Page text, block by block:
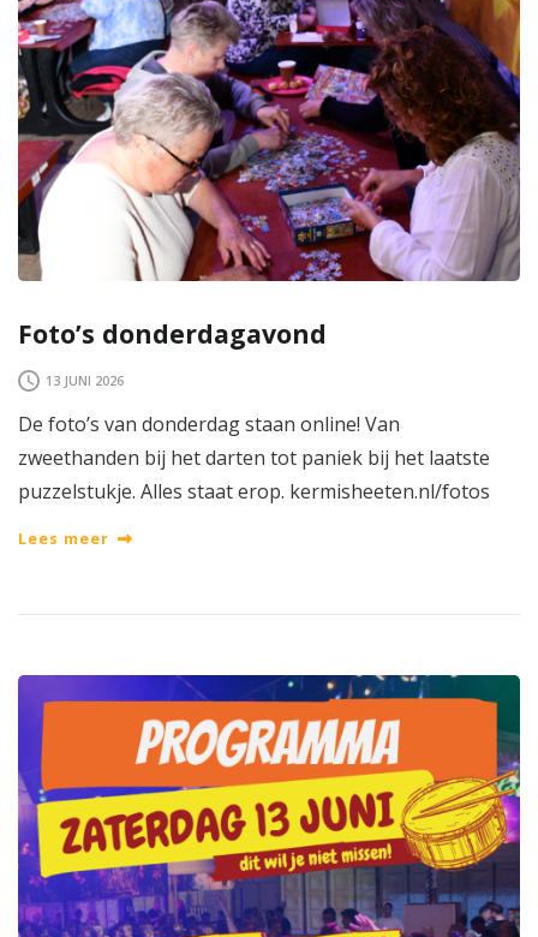
Foto’s donderdagavond
13 JUNI 2026
De foto’s van donderdag staan online! Van
zweethanden bij het darten tot paniek bij het laatste
puzzelstukje. Alles staat erop. kermisheeten.nl/fotos
Lees meer